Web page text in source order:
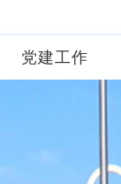
党建工作